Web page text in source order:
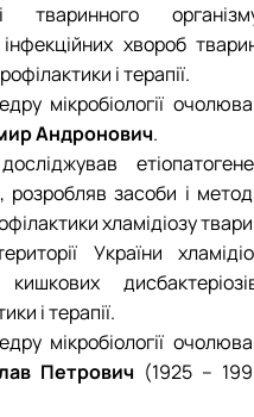
тваринного
хвороб
і терапії.
мікробіології
Андронович.
розробляв засоби і
хламідіозу
України
і терапії.
мікробіології
Петрович (1925 –